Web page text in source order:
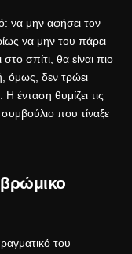
να μην αφήσει τον
να μην του πάρει
σπίτι, θα είναι πιο
όμως, δεν τρώει
ένταση θυμίζει τις
συμβούλιο που τίναξε
του